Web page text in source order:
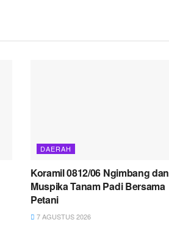
DAERAH
Koramil 0812/06 Ngimbang dan
Muspika Tanam Padi Bersama
Petani
7 AGUSTUS 2026